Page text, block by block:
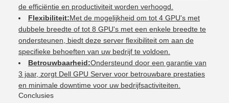
de efficiëntie en productiviteit worden verhoogd.
Flexibiliteit:Met de mogelijkheid om tot 4 GPU's met
dubbele breedte of tot 8 GPU's met een enkele breedte te
ondersteunen, biedt deze server flexibiliteit om aan de
specifieke behoeften van uw bedrijf te voldoen.
Betrouwbaarheid:Ondersteund door een garantie van
3 jaar, zorgt Dell GPU Server voor betrouwbare prestaties
en minimale downtime voor uw bedrijfsactiviteiten.
Conclusies